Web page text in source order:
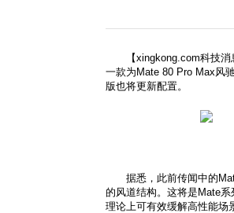
【xingkong.com科技
一款为Mate 80 Pro Max风
版也将更新配置。
据悉，此前传闻中的
的风道结构。这将是Mate
理论上可有效缓解高性能场